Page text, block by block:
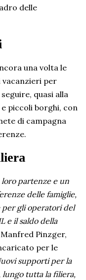
delle
una volta le
vacanzieri per
quasi alla
piccoli borghi, con
di campagna
loro partenze e un
delle famiglie,
gli operatori del
e il saldo della
Pinzger,
per le
supporti per la
lungo tutta la filiera,